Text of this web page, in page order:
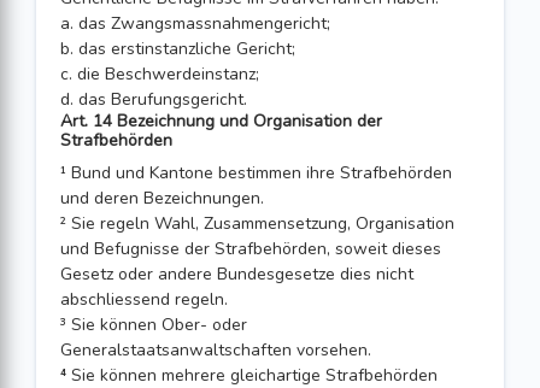
a. das Zwangsmassnahmengericht;
b. das erstinstanzliche Gericht;
c. die Beschwerdeinstanz;
d. das Berufungsgericht.
Art. 14 Bezeichnung und Organisation der
Strafbehörden
¹ Bund und Kantone bestimmen ihre Strafbehörden
und deren Bezeichnungen.
² Sie regeln Wahl, Zusammensetzung, Organisation
und Befugnisse der Strafbehörden, soweit dieses
Gesetz oder andere Bundesgesetze dies nicht
abschliessend regeln.
³ Sie können Ober- oder
Generalstaatsanwaltschaften vorsehen.
⁴ Sie können mehrere gleichartige Strafbehörden